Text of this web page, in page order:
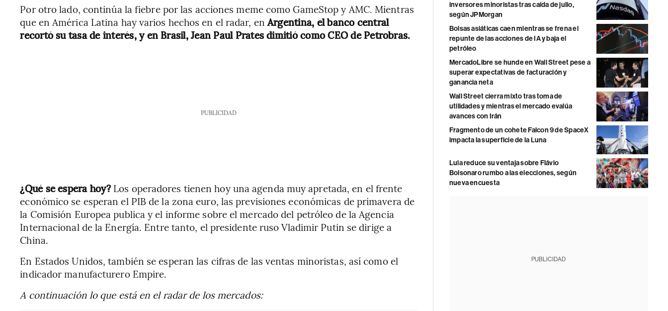
Por otro lado, continúa la fiebre por las acciones meme como GameStop y AMC. Mientras
que en América Latina hay varios hechos en el radar, enArgentina, el banco central
recortó su tasa de interés, y en Brasil, Jean Paul Prates dimitió como CEO de Petrobras.
PUBLICIDAD
¿Qué se espera hoy?Los operadores tienen hoy una agenda muy apretada, en el frente
económico se esperan el PIB de la zona euro, las previsiones económicas de primavera de
la Comisión Europea publica y el informe sobre el mercado del petróleo de la Agencia
Internacional de la Energía. Entre tanto, el presidente ruso Vladimir Putin se dirige a
China.
En Estados Unidos, también se esperan las cifras de las ventas minoristas, así como el
indicador manufacturero Empire.
A continuación lo que está en el radar de los mercados:
inversores minoristas tras caída de julio,
según JPMorgan
Bolsas asiáticas caen mientras se frena el
repunte de las acciones de IA y baja el
petróleo
MercadoLibre se hunde en Wall Street pese a
superar expectativas de facturación y
ganancia neta
Wall Street cierra mixto tras toma de
utilidades y mientras el mercado evalúa
avances con Irán
Fragmento de un cohete Falcon 9 de SpaceX
impacta la superficie de la Luna
Lula reduce su ventaja sobre Flávio
Bolsonaro rumbo a las elecciones, según
nueva encuesta
PUBLICIDAD